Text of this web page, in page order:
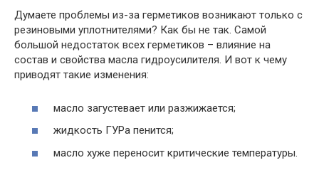
Думаете проблемы из-за герметиков возникают только с
резиновыми уплотнителями? Как бы не так. Самой
большой недостаток всех герметиков – влияние на
состав и свойства масла гидроусилителя. И вот к чему
приводят такие изменения:
масло загустевает или разжижается;
жидкость ГУРа пенится;
масло хуже переносит критические температуры.